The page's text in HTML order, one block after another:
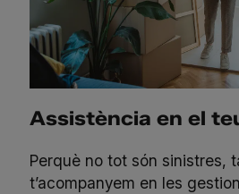
Assistència en el
Perquè no tot són sinistres,
t’acompanyem en les